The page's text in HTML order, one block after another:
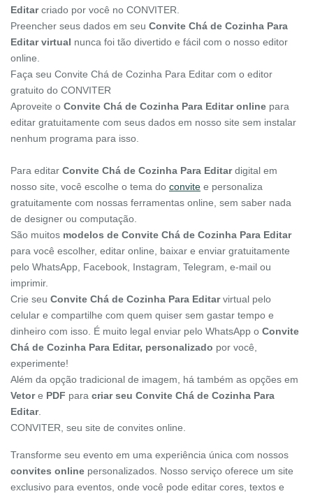
Editarcriado por você no CONVITER.
Preencher seus dados em seu Convite Chá de Cozinha Para
Editar virtual nunca foi tão divertido e fácil com o nosso editor
online.
Faça seu Convite Chá de Cozinha Para Editar com o editor
gratuito do CONVITER
Aproveite o Convite Chá de Cozinha Para Editar online para
editar gratuitamente com seus dados em nosso site sem instalar
nenhum programa para isso.
Para editar Convite Chá de Cozinha Para Editardigital em
nosso site, você escolhe o tema do convite e personaliza
gratuitamente com nossas ferramentas online, sem saber nada
de designer ou computação.
São muitos modelos de Convite Chá de Cozinha Para Editar
para você escolher, editar online, baixar e enviar gratuitamente
pelo WhatsApp, Facebook, Instagram, Telegram, e-mail ou
imprimir.
Crie seu Convite Chá de Cozinha Para Editarvirtual pelo
celular e compartilhe com quem quiser sem gastar tempo e
dinheiro com isso. É muito legal enviar pelo WhatsApp o Convite
Chá de Cozinha Para Editar, personalizado por você,
experimente!
Além da opção tradicional de imagem, há também as opções em
Vetore PDF para criar seu Convite Chá de Cozinha Para
Editar.
CONVITER, seu site de convites online.
Transforme seu evento em uma experiência única com nossos
convites online personalizados. Nosso serviço oferece um site
exclusivo para eventos, onde você pode editar cores, textos e